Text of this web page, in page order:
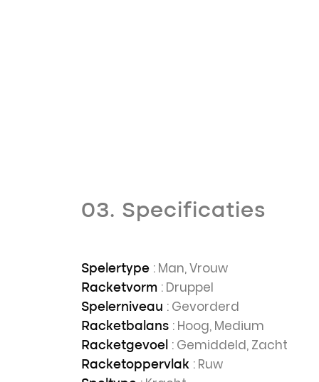
03. Specificaties
Spelertype : Man, Vrouw
Racketvorm : Druppel
Spelerniveau : Gevorderd
Racketbalans : Hoog, Medium
Racketgevoel : Gemiddeld, Zacht
Racketoppervlak : Ruw